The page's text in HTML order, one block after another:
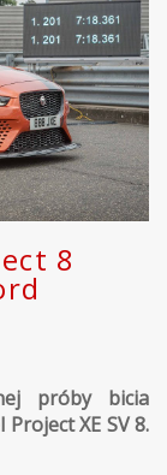
8
próby bicia
XE SV 8.